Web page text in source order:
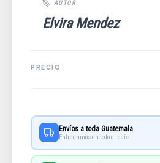
Elvira Mendez
Envíos a toda Guatemala
Entregamos en todo el país